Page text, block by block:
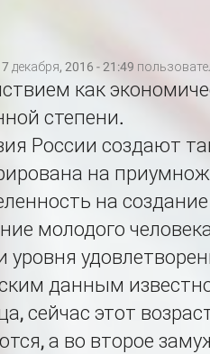
декабря, 2016 - 21:49
как
степени.
России создают
на
на
молодого
уровня
данным
сейчас этот
а во второе